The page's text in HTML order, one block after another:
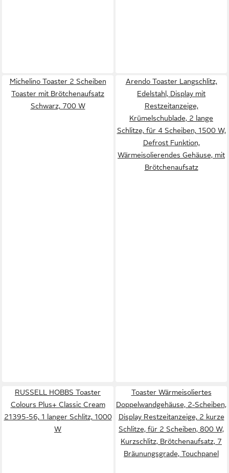
Michelino Toaster 2 Scheiben
Toaster mit Brötchenaufsatz
Schwarz, 700 W
Arendo Toaster Langschlitz,
Edelstahl, Display mit
Restzeitanzeige,
Krümelschublade, 2 lange
Schlitze, für 4 Scheiben, 1500 W,
Defrost Funktion,
Wärmeisolierendes Gehäuse, mit
Brötchenaufsatz
RUSSELL HOBBS Toaster
Colours Plus+ Classic Cream
21395-56, 1 langer Schlitz, 1000
W
Toaster Wärmeisoliertes
Doppelwandgehäuse, 2-Scheiben,
Display Restzeitanzeige, 2 kurze
Schlitze, für 2 Scheiben, 800 W,
Kurzschlitz, Brötchenaufsatz, 7
Bräunungsgrade, Touchpanel